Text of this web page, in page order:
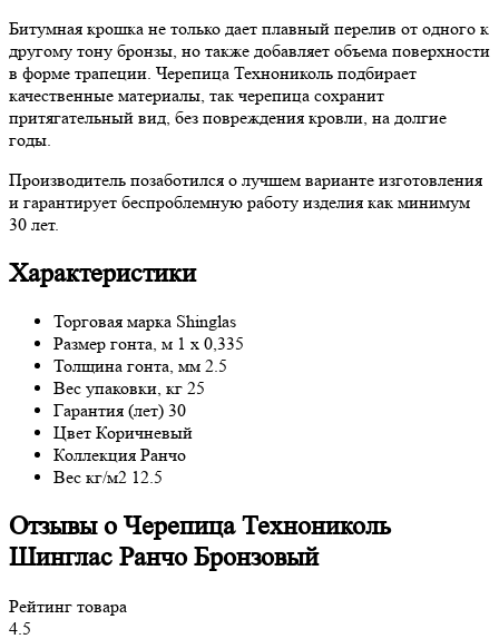
Битумная крошка не только дает плавный перелив от одного к
другому тону бронзы, но также добавляет объема поверхности
в форме трапеции. Черепица Технониколь подбирает
качественные материалы, так черепица сохранит
притягательный вид, без повреждения кровли, на долгие
годы.
Производитель позаботился о лучшем варианте изготовления
и гарантирует беспроблемную работу изделия как минимум
30 лет.
Характеристики
Торговая марка Shinglas
Размер гонта, м 1 x 0,335
Толщина гонта, мм 2.5
Вес упаковки, кг 25
Гарантия (лет) 30
Цвет Коричневый
Коллекция Ранчо
Вес кг/м2 12.5
Отзывы о Черепица Технониколь
Шинглас Ранчо Бронзовый
Рейтинг товара
4.5